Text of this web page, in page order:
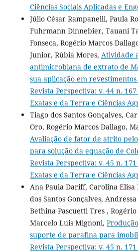
Ciências Sociais Aplicadas e
Júlio César Rampanelli, Paula
Fuhrmann Dinnebier, Tauani
Fonseca, Rogério Marcos
Junior, Rúbia Mores, Atividade
antimicrobiana de extrato de
sua aplicação em
Revista Perspectiva: v. 44 n.
Exatas e da Terra e Ciências
Tiago dos Santos Gonçalves,
Oro, Rogério Marcos Dallago,
Avaliação de fator de atrito
para solução da equação de
Revista Perspectiva: v. 45 n.
Exatas e da Terra e Ciências
Ana Paula Dariff, Carolina Elisa
dos Santos Gonçalves,
Bethina Pascuetti Tres ,
Marcelo Luis Mignoni,
suporte de parafina para
Revista Perspectiva: v. 45 n.